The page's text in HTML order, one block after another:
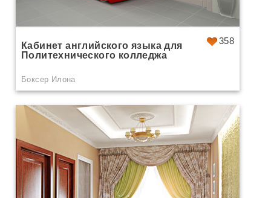
358
Кабинет английского языка для
Политехнического колледжа
Боксер Илона